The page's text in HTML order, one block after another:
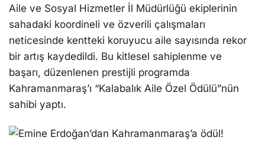
Aile ve Sosyal Hizmetler İl Müdürlüğü ekiplerinin
sahadaki koordineli ve özverili çalışmaları
neticesinde kentteki koruyucu aile sayısında rekor
bir artış kaydedildi. Bu kitlesel sahiplenme ve
başarı, düzenlenen prestijli programda
Kahramanmaraş’ı “Kalabalık Aile Özel Ödülü”nün
sahibi yaptı.